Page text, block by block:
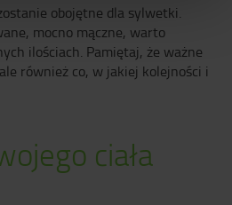
obojętne dla sylwetki.
mocno mączne, warto
ilościach. Pamiętaj, że ważne
również co, w jakiej kolejności i
ciała